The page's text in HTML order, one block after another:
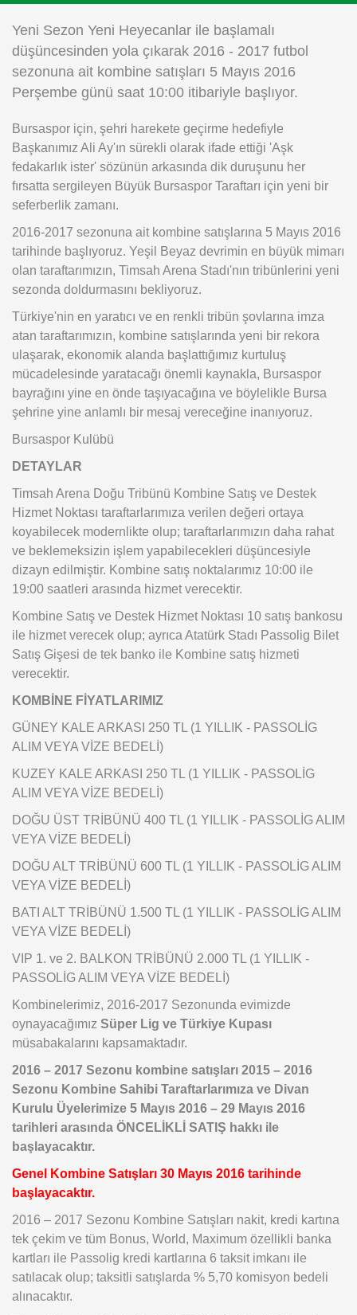
Instagram
Android
Yeni Sezon Yeni Heyecanlar ile başlamalı
düşüncesinden yola çıkarak 2016 - 2017 futbol
sezonuna ait kombine satışları 5 Mayıs 2016
Perşembe günü saat 10:00 itibariyle başlıyor.
Bursaspor için, şehri harekete geçirme hedefiyle
Başkanımız Ali Ay'ın sürekli olarak ifade ettiği 'Aşk
fedakarlık ister' sözünün arkasında dik duruşunu her
fırsatta sergileyen Büyük Bursaspor Taraftarı için yeni bir
seferberlik zamanı.
2016-2017 sezonuna ait kombine satışlarına 5 Mayıs 2016
tarihinde başlıyoruz. Yeşil Beyaz devrimin en büyük mimarı
olan taraftarımızın, Timsah Arena Stadı'nın tribünlerini yeni
sezonda doldurmasını bekliyoruz.
Türkiye'nin en yaratıcı ve en renkli tribün şovlarına imza
atan taraftarımızın, kombine satışlarında yeni bir rekora
ulaşarak, ekonomik alanda başlattığımız kurtuluş
mücadelesinde yaratacağı önemli kaynakla, Bursaspor
bayrağını yine en önde taşıyacağına ve böylelikle Bursa
şehrine yine anlamlı bir mesaj vereceğine inanıyoruz.
Bursaspor Kulübü
DETAYLAR
Timsah Arena Doğu Tribünü Kombine Satış ve Destek
Hizmet Noktası taraftarlarımıza verilen değeri ortaya
koyabilecek modernlikte olup; taraftarlarımızın daha rahat
ve beklemeksizin işlem yapabilecekleri düşüncesiyle
dizayn edilmiştir. Kombine satış noktalarımız 10:00 ile
19:00 saatleri arasında hizmet verecektir.
Kombine Satış ve Destek Hizmet Noktası 10 satış bankosu
ile hizmet verecek olup; ayrıca Atatürk Stadı Passolig Bilet
Satış Gişesi de tek banko ile Kombine satış hizmeti
verecektir.
KOMBİNE FİYATLARIMIZ
GÜNEY KALE ARKASI 250 TL (1 YILLIK - PASSOLİG
ALIM VEYA VİZE BEDELİ)
KUZEY KALE ARKASI 250 TL (1 YILLIK - PASSOLİG
ALIM VEYA VİZE BEDELİ)
DOĞU ÜST TRİBÜNÜ 400 TL (1 YILLIK - PASSOLİG ALIM
VEYA VİZE BEDELİ)
DOĞU ALT TRİBÜNÜ 600 TL (1 YILLIK - PASSOLİG ALIM
VEYA VİZE BEDELİ)
BATI ALT TRİBÜNÜ 1.500 TL (1 YILLIK - PASSOLİG ALIM
VEYA VİZE BEDELİ)
VIP 1. ve 2. BALKON TRİBÜNÜ 2.000 TL (1 YILLIK -
PASSOLİG ALIM VEYA VİZE BEDELİ)
Kombinelerimiz, 2016-2017 Sezonunda evimizde
oynayacağımız Süper Lig ve Türkiye Kupası
müsabakalarını kapsamaktadır.
2016 – 2017 Sezonu kombine satışları 2015 – 2016
Sezonu Kombine Sahibi Taraftarlarımıza ve Divan
Kurulu Üyelerimize 5 Mayıs 2016 – 29 Mayıs 2016
tarihleri arasında ÖNCELİKLİ SATIŞ hakkı ile
başlayacaktır.
Genel Kombine Satışları 30 Mayıs 2016 tarihinde
başlayacaktır.
2016 – 2017 Sezonu Kombine Satışları nakit, kredi kartına
tek çekim ve tüm Bonus, World, Maximum özellikli banka
kartları ile Passolig kredi kartlarına 6 taksit imkanı ile
satılacak olup; taksitli satışlarda % 5,70 komisyon bedeli
alınacaktır.